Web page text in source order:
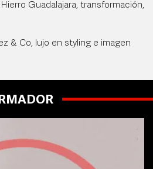
Guadalajara, transformación,
& Co, lujo en styling e imagen